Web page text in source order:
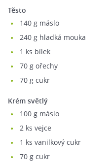
Těsto
140 g máslo
240 g hladká mouka
1 ks bílek
70 g ořechy
70 g cukr
Krém světlý
100 g máslo
2 ks vejce
1 ks vanilkový cukr
70 g cukr